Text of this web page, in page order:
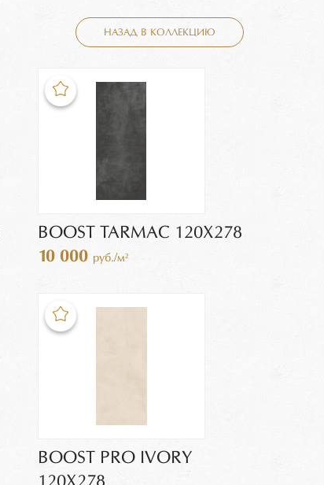
НАЗАД В КОЛЛЕКЦИЮ
BOOST TARMAC 120X278
10 000 руб./м²
BOOST PRO IVORY